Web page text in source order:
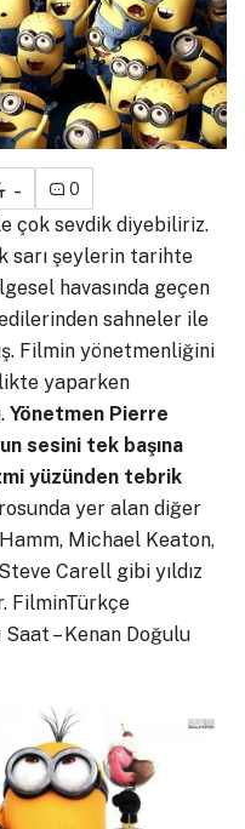
- 0
çok sevdik diyebiliriz.
sarı şeylerin tarihte
havasında geçen
sahneler ile
Filmin yönetmenliğini
yaparken
Yönetmen Pierre
sesini tek başına
yüzünden tebrik
yer alan diğer
Michael Keaton,
Carell gibi yıldız
FilminTürkçe
– Kenan Doğulu